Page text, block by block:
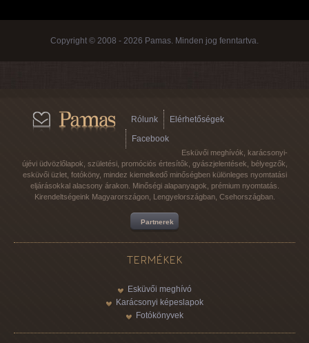
Copyright © 2008 - 2026 Pamas. Minden jog fenntartva.
Rólunk
Elérhetőségek
Facebook
Esküvői meghívók, karácsonyi-
újévi üdvözlőlapok, születési, promóciós értesítők, gyászjelentések, bélyegzők,
esküvői üzlet, fotóköny, mindez kiemelkedő minőségben különleges nyomtatási
eljárásokkal alacsony árakon. Minőségi alapanyagok, prémium nyomtatás.
Kirendeltségeink Magyarországon, Lengyelországban, Csehországban.
Partnerek
TERMÉKEK
Esküvői meghívó
Karácsonyi képeslapok
Fotókönyvek